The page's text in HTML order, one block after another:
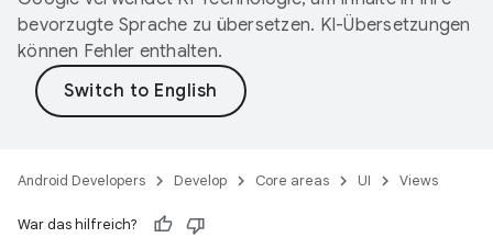
bevorzugte Sprache zu übersetzen. KI-Übersetzungen
können Fehler enthalten.
Android Developers Develop Core areas UI Views
War das hilfreich?